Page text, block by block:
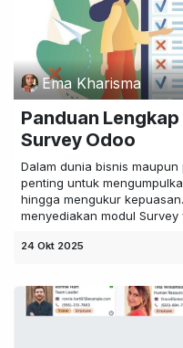
Ema Kharisma
Panduan
Survey Odoo
Dalam dunia bisnis
penting untuk
hingga mengukur
menyediakan modul Survey
24 Okt 2025